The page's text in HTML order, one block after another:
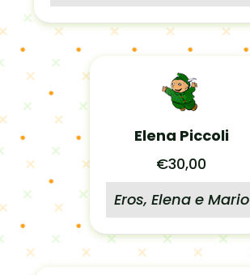
Elena Piccoli
€30,00
Eros, Elena e Mario